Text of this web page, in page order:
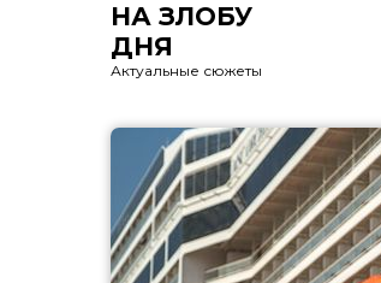
НА ЗЛОБУ
ДНЯ
Актуальные сюжеты